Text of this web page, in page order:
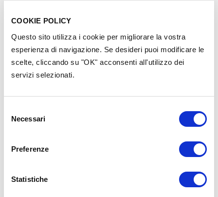
COOKIE POLICY
Questo sito utilizza i cookie per migliorare la vostra
esperienza di navigazione. Se desideri puoi modificare le
scelte, cliccando su "OK" acconsenti all'utilizzo dei
servizi selezionati.
delNecessari
Preferenze
Statistiche
Contenuti nella stessa
categoria